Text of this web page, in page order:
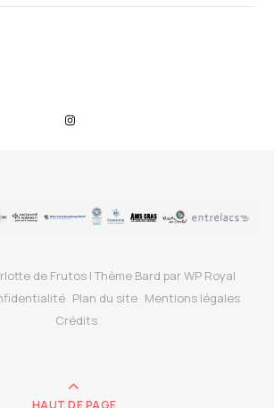
de Frutos |Thème Bard parWP Royal
Plan du site Mentions légales
Crédits